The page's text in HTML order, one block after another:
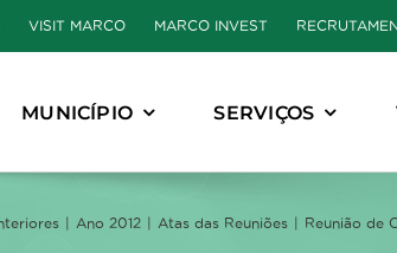
VISIT MARCO MARCO INVEST
MUNICÍPIO SERVIÇOS
Ano 2012 Atas das Reuniões Reunião de